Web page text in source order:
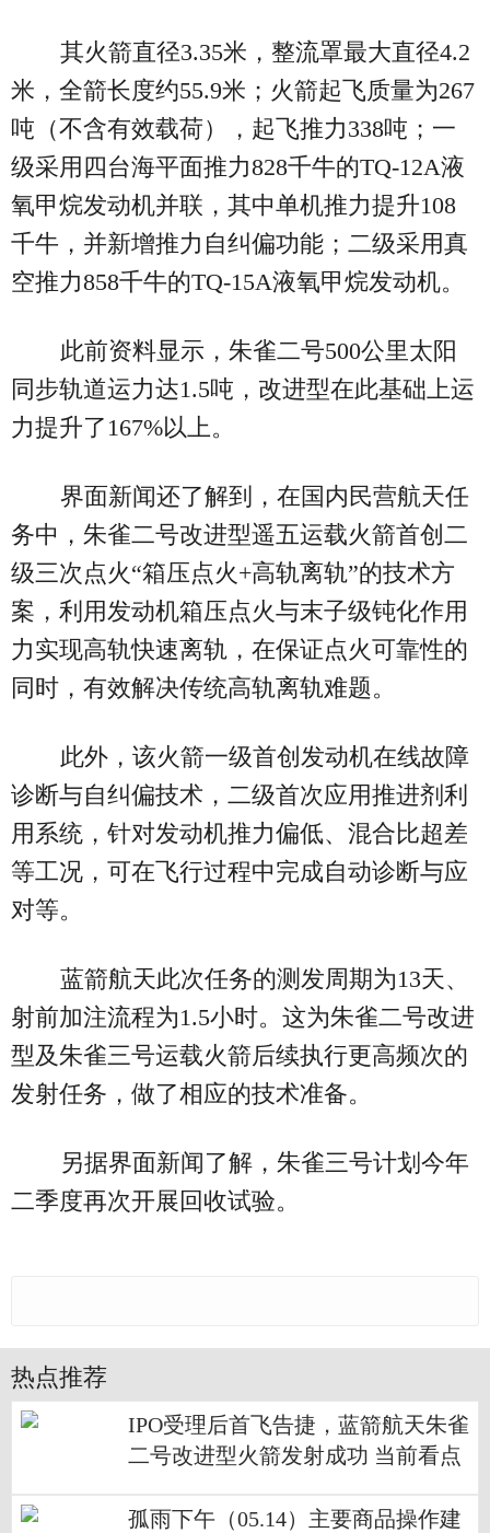
其火箭直径3.35米，整流罩最大直径4.2
米，全箭长度约55.9米；火箭起飞质量为267
吨（不含有效载荷），起飞推力338吨；一
级采用四台海平面推力828千牛的TQ-12A液
氧甲烷发动机并联，其中单机推力提升108
千牛，并新增推力自纠偏功能；二级采用真
空推力858千牛的TQ-15A液氧甲烷发动机。
此前资料显示，朱雀二号500公里太阳
同步轨道运力达1.5吨，改进型在此基础上运
力提升了167%以上。
界面新闻还了解到，在国内民营航天任
务中，朱雀二号改进型遥五运载火箭首创二
级三次点火“箱压点火+高轨离轨”的技术方
案，利用发动机箱压点火与末子级钝化作用
力实现高轨快速离轨，在保证点火可靠性的
同时，有效解决传统高轨离轨难题。
此外，该火箭一级首创发动机在线故障
诊断与自纠偏技术，二级首次应用推进剂利
用系统，针对发动机推力偏低、混合比超差
等工况，可在飞行过程中完成自动诊断与应
对等。
蓝箭航天此次任务的测发周期为13天、
射前加注流程为1.5小时。这为朱雀二号改进
型及朱雀三号运载火箭后续执行更高频次的
发射任务，做了相应的技术准备。
另据界面新闻了解，朱雀三号计划今年
二季度再次开展回收试验。
热点推荐
IPO受理后首飞告捷，蓝箭航天朱雀
二号改进型火箭发射成功 当前看点
孤雨下午（05.14）主要商品操作建